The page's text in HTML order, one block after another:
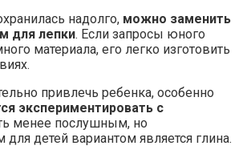
надолго, можно заменить
для лепки. Если запросы юного
материала, его легко изготовить
привлечь ребенка, особенно
экспериментировать с
менее послушным, но
детей вариантом является глина.